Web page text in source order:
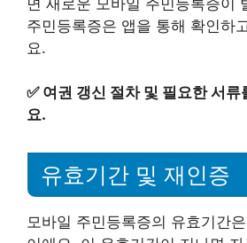
주민등록증은 앱을 통해 확인하
요.
✅ 여권 갱신 절차 및 필요한 서류
요.
유효기간 및 재인증
모바일 주민등록증의 유효기간